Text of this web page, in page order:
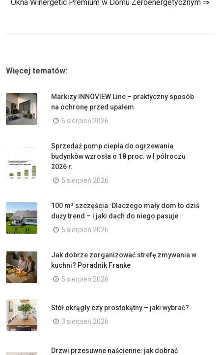
Okna Winergetic Premium w Domu Zeroenergetycznym ⇒
Więcej tematów:
Markizy INNOVIEW Line – praktyczny sposób
na ochronę przed upałem
5 sierpień 2026
Sprzedaż pomp ciepła do ogrzewania
budynków wzrosła o 18 proc. w I półroczu
2026 r.
5 sierpień 2026
100 m² szczęścia. Dlaczego mały dom to dziś
duży trend – i jaki dach do niego pasuje
5 sierpień 2026
Jak dobrze zorganizować strefę zmywania w
kuchni? Poradnik Franke
5 sierpień 2026
Stół okrągły czy prostokątny – jaki wybrać?
3 sierpień 2026
Drzwi przesuwne naścienne: jak dobrać